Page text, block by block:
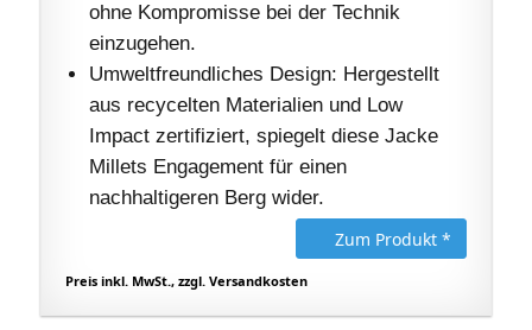
ohne Kompromisse bei der Technik
einzugehen.
Umweltfreundliches Design: Hergestellt
aus recycelten Materialien und Low
Impact zertifiziert, spiegelt diese Jacke
Millets Engagement für einen
nachhaltigeren Berg wider.
Zum Produkt *
Preis inkl. MwSt., zzgl. Versandkosten